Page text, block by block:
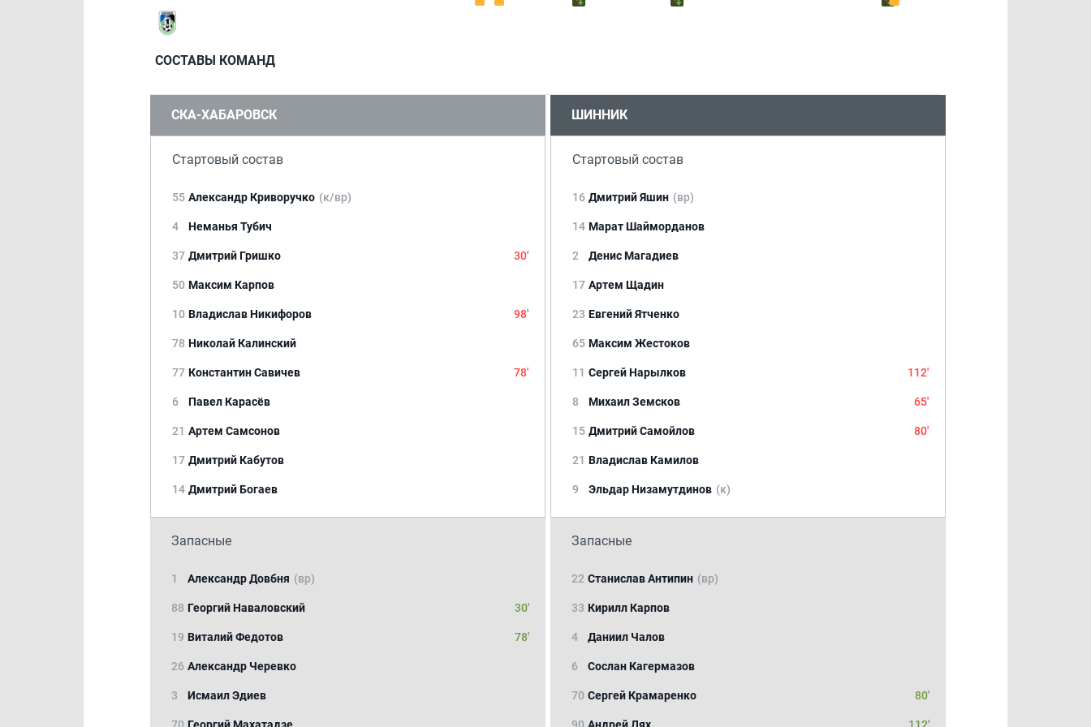
СОСТАВЫ КОМАНД
СКА-ХАБАРОВСК
Стартовый состав
55 Александр Криворучко (к/вр)
4 Неманья Тубич
37 Дмитрий Гришко 30'
50 Максим Карпов
10 Владислав Никифоров 98'
78 Николай Калинский
77 Константин Савичев 78'
6 Павел Карасёв
21 Артем Самсонов
17 Дмитрий Кабутов
14 Дмитрий Богаев
Запасные
1 Александр Довбня (вр)
88 Георгий Наваловский 30'
19 Виталий Федотов 78'
26 Александр Черевко
3 Исмаил Эдиев
ШИННИК
Стартовый состав
16 Дмитрий Яшин (вр)
14 Марат Шайморданов
2 Денис Магадиев
17 Артем Щадин
23 Евгений Ятченко
65 Максим Жестоков
11 Сергей Нарылков 112'
8 Михаил Земсков 65'
15 Дмитрий Самойлов 80'
21 Владислав Камилов
9 Эльдар Низамутдинов (к)
Запасные
22 Станислав Антипин (вр)
33 Кирилл Карпов
4 Даниил Чалов
6 Сослан Кагермазов
70 Сергей Крамаренко 80'